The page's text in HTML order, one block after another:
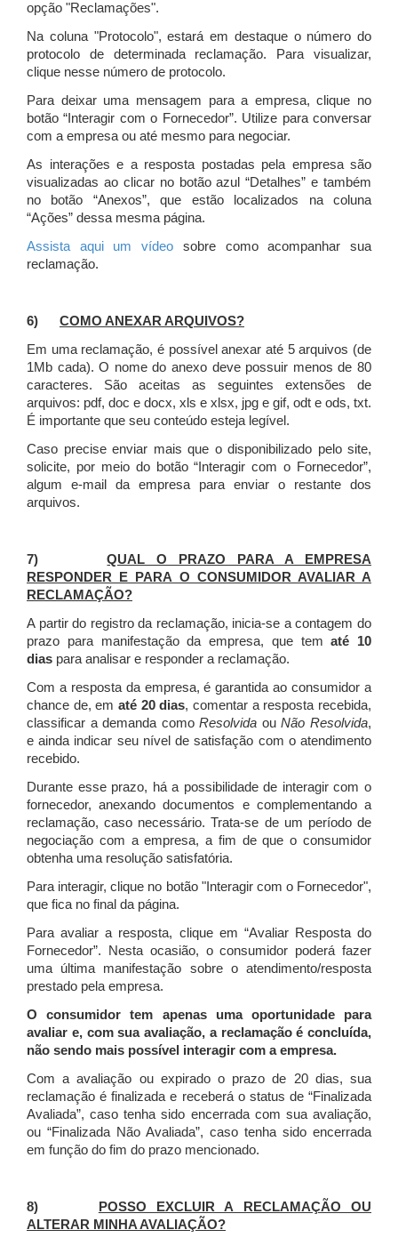
opção "Reclamações".
Na coluna "Protocolo", estará em destaque o número do
protocolo de determinada reclamação. Para visualizar,
clique nesse número de protocolo.
Para deixar uma mensagem para a empresa, clique no
botão “Interagir com o Fornecedor”. Utilize para conversar
com a empresa ou até mesmo para negociar.
As interações e a resposta postadas pela empresa são
visualizadas ao clicar no botão azul “Detalhes” e também
no botão “Anexos”, que estão localizados na coluna
“Ações” dessa mesma página.
Assista aqui um vídeo sobre como acompanhar sua
reclamação.
6) COMO ANEXAR ARQUIVOS?
Em uma reclamação, é possível anexar até 5 arquivos (de
1Mb cada). O nome do anexo deve possuir menos de 80
caracteres. São aceitas as seguintes extensões de
arquivos: pdf, doc e docx, xls e xlsx, jpg e gif, odt e ods, txt.
É importante que seu conteúdo esteja legível.
Caso precise enviar mais que o disponibilizado pelo site,
solicite, por meio do botão “Interagir com o Fornecedor”,
algum e-mail da empresa para enviar o restante dos
arquivos.
7)QUAL O PRAZO PARA A EMPRESA
RESPONDER E PARA O CONSUMIDOR AVALIAR A
RECLAMAÇÃO?
A partir do registro da reclamação, inicia-se a contagem do
prazo para manifestação da empresa, que tematé 10
dias para analisar e responder a reclamação.
Com a resposta da empresa, é garantida ao consumidor a
chance de, em até 20 dias, comentar a resposta recebida,
classificar a demanda comoResolvida ouNão Resolvida,
e ainda indicar seu nível de satisfação com o atendimento
recebido.
Durante esse prazo, há a possibilidade de interagir com o
fornecedor, anexando documentos e complementando a
reclamação, caso necessário.Trata-se de um período de
negociação com a empresa, a fim de que o consumidor
obtenha uma resolução satisfatória.
Para interagir, clique no botão "Interagir com o Fornecedor",
que fica no final da página.
Para avaliar a resposta, clique em “Avaliar Resposta do
Fornecedor”. Nesta ocasião, o consumidor poderá fazer
uma última manifestação sobre o atendimento/resposta
prestado pela empresa.
O consumidor tem apenas uma oportunidade para
avaliar e, com sua avaliação, a reclamação é concluída,
não sendo mais possível interagir com a empresa.
Com a avaliação ou expirado o prazo de 20 dias, sua
reclamação é finalizada e receberá o status de “Finalizada
Avaliada”, caso tenha sido encerrada com sua avaliação,
ou “Finalizada Não Avaliada”, caso tenha sido encerrada
em função do fim do prazo mencionado.
8)
POSSO EXCLUIR A RECLAMAÇÃO OU
ALTERAR MINHA AVALIAÇÃO?